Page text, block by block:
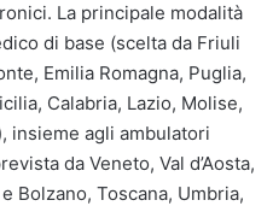
La principale modalità
di base (scelta da Friuli
Emilia Romagna, Puglia,
Calabria, Lazio, Molise,
insieme agli ambulatori
da Veneto, Val d’Aosta,
Bolzano, Toscana, Umbria,